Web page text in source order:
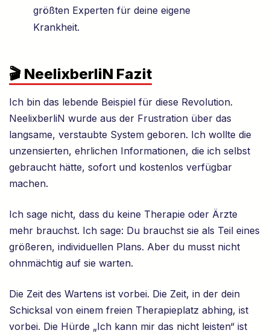
größten Experten für deine eigene
Krankheit.
🎬 NeelixberliN Fazit
Ich bin das lebende Beispiel für diese Revolution.
NeelixberliN wurde aus der Frustration über das
langsame, verstaubte System geboren. Ich wollte die
unzensierten, ehrlichen Informationen, die ich selbst
gebraucht hätte, sofort und kostenlos verfügbar
machen.
Ich sage nicht, dass du keine Therapie oder Ärzte
mehr brauchst. Ich sage: Du brauchst sie als Teil eines
größeren, individuellen Plans. Aber du musst nicht
ohnmächtig auf sie warten.
Die Zeit des Wartens ist vorbei. Die Zeit, in der dein
Schicksal von einem freien Therapieplatz abhing, ist
vorbei. Die Hürde „Ich kann mir das nicht leisten“ ist